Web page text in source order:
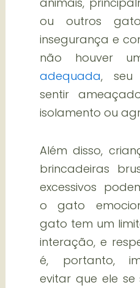
ou outros
insegurança e
não houver
adequada, seu
sentir
isolamento ou
Além disso,
brincadeiras
excessivos
o gato
gato tem um
interação, e
é, portanto,
evitar que ele